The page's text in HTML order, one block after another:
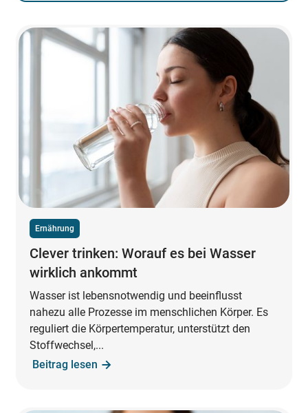
Ernährung
Clever trinken: Worauf es bei Wasser
wirklich ankommt
Wasser ist lebensnotwendig und beeinflusst
nahezu alle Prozesse im menschlichen Körper. Es
reguliert die Körpertemperatur, unterstützt den
Stoffwechsel,...
Beitrag lesen